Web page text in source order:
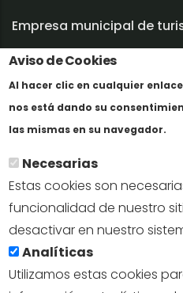
Aviso de Cookies
Al hacer clic en cualquier
nos está dando su
las mismas en su navegador.
Necesarias
Estas cookies son
funcionalidad de nuestro
desactivar en nuestro
Analíticas
Utilizamos estas cookies
Empresa municipal de
Trabaja con nosotros
Informes y documentación
Perfil del contratante
Oficinas de Turismo